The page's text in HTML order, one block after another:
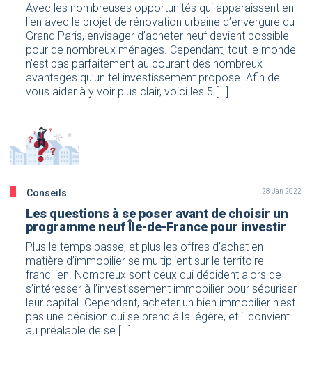
Avec les nombreuses opportunités qui apparaissent en
lien avec le projet de rénovation urbaine d’envergure du
Grand Paris, envisager d’acheter neuf devient possible
pour de nombreux ménages. Cependant, tout le monde
n’est pas parfaitement au courant des nombreux
avantages qu’un tel investissement propose. Afin de
vous aider à y voir plus clair, voici les 5 […]
Conseils 28 Jan 2022
Les questions à se poser avant de choisir un
programme neuf Île-de-France pour investir
Plus le temps passe, et plus les offres d’achat en
matière d’immobilier se multiplient sur le territoire
francilien. Nombreux sont ceux qui décident alors de
s’intéresser à l’investissement immobilier pour sécuriser
leur capital. Cependant, acheter un bien immobilier n’est
pas une décision qui se prend à la légère, et il convient
au préalable de se […]